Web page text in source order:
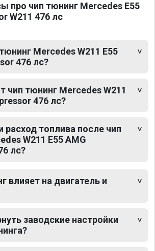
про чип тюнинг Mercedes E55
W211 476 лс
Mercedes W211 E55
476 лс?
чип тюнинг Mercedes W211
476 лс?
расход топлива после чип
W211 E55 AMG
лс?
влияет на двигатель и
заводские настройки